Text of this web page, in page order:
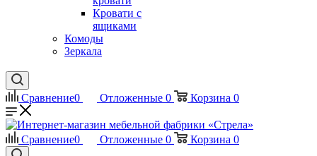
Кровати с
ящиками
Комоды
Зеркала
Сравнение0 Отложенные 0 Корзина 0
Сравнение0 Отложенные 0 Корзина 0